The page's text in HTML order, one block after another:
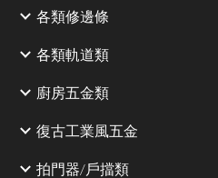
各類修邊條
各類軌道類
廚房五金類
復古工業風五金
拍門器/戶擋類